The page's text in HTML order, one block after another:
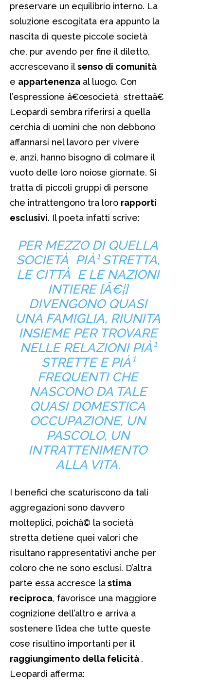
preservare un equilibrio interno. La
soluzione escogitata era appunto la
nascita di queste piccole società
che, pur avendo per fine il diletto,
accrescevano ilsenso di comunità
e appartenenza al luogo. Con
l’espressione â€œsocietà strettaâ€
Leopardi sembra riferirsi a quella
cerchia di uomini che non debbono
affannarsi nel lavoro per vivere
e, anzi, hanno bisogno di colmare il
vuoto delle loro noiose giornate. Si
tratta di piccoli gruppi di persone
che intrattengono tra loro rapporti
esclusivi. Il poeta infatti scrive:
PER MEZZO DI QUELLA
SOCIETÀ PIÀ¹ STRETTA,
LE CITTÀ E LE NAZIONI
INTIERE [Â€¦]
DIVENGONO QUASI
UNA FAMIGLIA, RIUNITA
INSIEME PER TROVARE
NELLE RELAZIONI PIÀ¹
STRETTE E PIÀ¹
FREQUENTI CHE
NASCONO DA TALE
QUASI DOMESTICA
OCCUPAZIONE, UN
PASCOLO, UN
INTRATTENIMENTO
ALLA VITA.
I benefici che scaturiscono da tali
aggregazioni sono davvero
molteplici, poichà© la società
stretta detiene quei valori che
risultano rappresentativi anche per
coloro che ne sono esclusi. D’altra
parte essa accresce lastima
reciproca, favorisce una maggiore
cognizione dell’altro e arriva a
sostenere l’idea che tutte queste
cose risultino importanti per il
raggiungimento della felicità .
Leopardi afferma: